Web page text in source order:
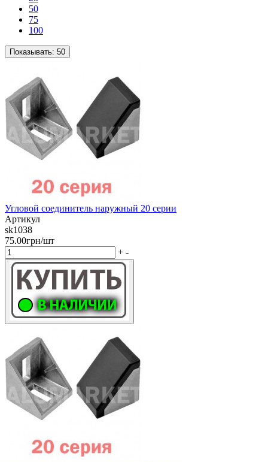
50
75
100
Показывать: 50
Угловой соединитель наружный 20 серии
Артикул
sk1038
75.00грн/шт
+ -